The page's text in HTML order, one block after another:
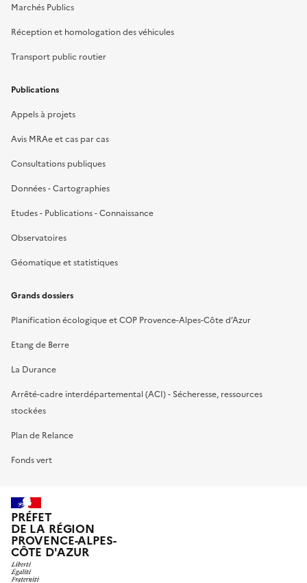
Marchés Publics
Réception et homologation des véhicules
Transport public routier
Publications
Appels à projets
Avis MRAe et cas par cas
Consultations publiques
Données - Cartographies
Etudes - Publications - Connaissance
Observatoires
Géomatique et statistiques
Grands dossiers
Planification écologique et COP Provence-Alpes-Côte d’Azur
Etang de Berre
La Durance
Arrêté-cadre interdépartemental (ACI) - Sécheresse, ressources
stockées
Plan de Relance
Fonds vert
PRÉFET
DE LA RÉGION
PROVENCE-ALPES-
CÔTE D'AZUR